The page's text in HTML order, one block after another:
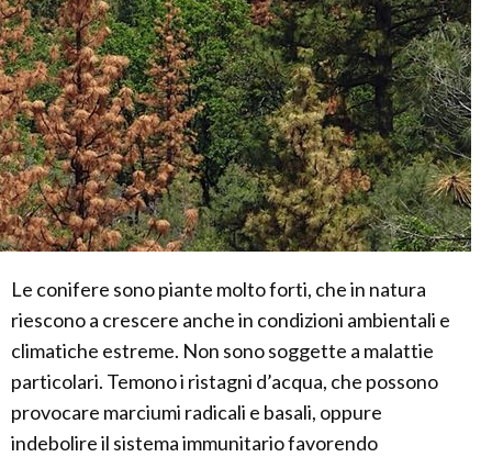
Le conifere sono piante molto forti, che in natura
riescono a crescere anche in condizioni ambientali e
climatiche estreme. Non sono soggette a malattie
particolari. Temono i ristagni d’acqua, che possono
provocare marciumi radicali e basali, oppure
indebolire il sistema immunitario favorendo